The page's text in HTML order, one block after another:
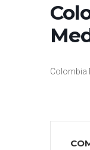
Colombia